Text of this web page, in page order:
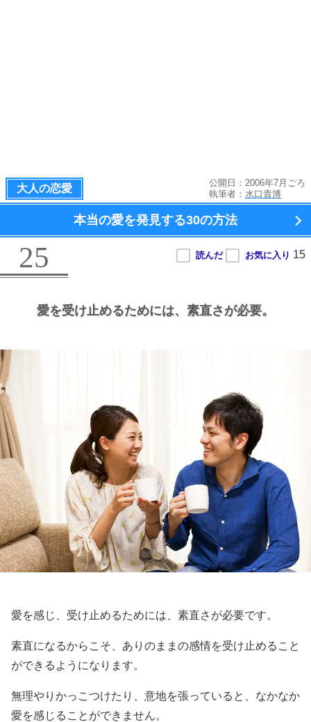
大人の恋愛
公開日：2006年7月ごろ
執筆者： 水口貴博
本当の愛を発見する30の方法
25
愛を受け止めるためには、 素直さが必要。
愛を感じ、受け止めるためには、素直さが必要です。
素直になるからこそ、ありのままの感情を受け止めること
ができるようになります。
無理やりかっこつけたり、意地を張っていると、なかなか
愛を感じることができません。